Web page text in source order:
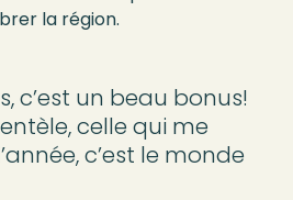
la région.
c’est un beau bonus!
celle qui me
c’est le monde